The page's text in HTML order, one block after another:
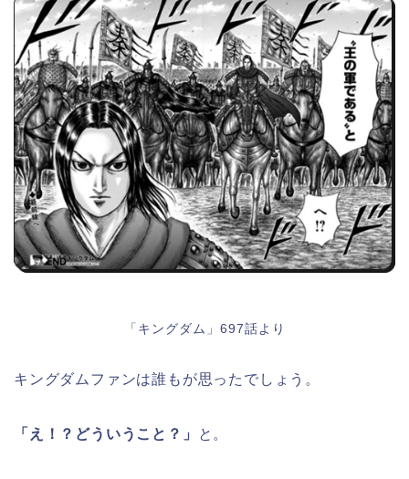
「キングダム」697話より
キングダムファンは誰もが思ったでしょう。
「え！？どういうこと？」 と。